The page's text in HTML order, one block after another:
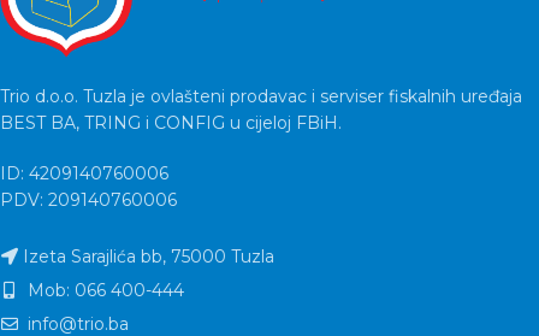
Trio d.o.o. Tuzla je ovlašteni prodavac i serviser fiskalnih uređaja
BEST BA, TRING i CONFIG u cijeloj FBiH.
ID: 4209140760006
PDV: 209140760006
Izeta Sarajlića bb, 75000 Tuzla
Mob: 066 400-444
info@trio.ba